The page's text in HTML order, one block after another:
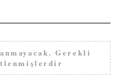
Gerekli